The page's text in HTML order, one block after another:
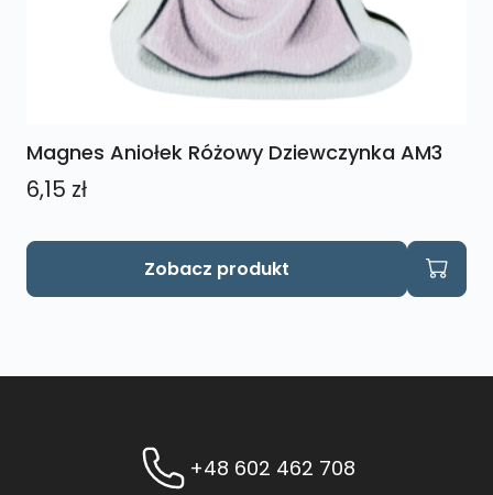
Magnes Aniołek Różowy Dziewczynka AM3
6,15 zł
Zobacz produkt
+48 602 462 708